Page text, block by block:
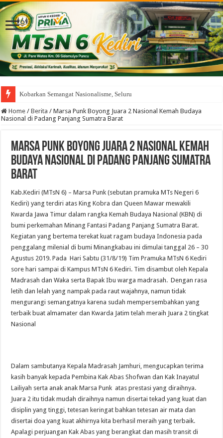
Kobarkan Semangat Nasionalisme, Seluruh Murid MTsN 6
Home / Berita / Marsa Punk Boyong Juara 2 Nasional Kemah Budaya
Nasional di Padang Panjang Sumatra Barat
Marsa Punk Boyong Juara 2 Nasional Kemah
Budaya Nasional di Padang Panjang Sumatra
Barat
Kab.Kediri (MTsN 6) – Marsa Punk (sebutan pramuka MTs Negeri 6
Kediri) yang terdiri atas King Kobra dan Queen Mawar mewakili
Kwarda Jawa Timur dalam rangka Kemah Budaya Nasional (KBN) di
bumi perkemahan Minang Fantasi Padang Panjang Sumatra Barat.
Kegiatan yang bertema terekat kuat ragam budaya Indonesia pada
penggalang milenial di bumi Minangkabau ini dimulai tanggal 26 – 30
Agustus 2019. Pada Hari Sabtu (31/8/19) Tim Pramuka MTsN 6 Kediri
sore hari sampai di Kampus MTsN 6 Kediri. Tim disambut oleh Kepala
Madrasah dan Waka serta Bapak Ibu warga madrasah. Dengan rasa
letih dan lelah yang nampak pada raut wajahnya, namun tidak
mengurangi semangatnya karena sudah mempersembahkan yang
terbaik buat almamater dan Kwarda Jatim telah meraih Juara 2 tingkat
Nasional
Dalam sambutanya Kepala Madrasah Jamhuri, mengucapkan terima
kasih banyak kepada Pembina Kak Abas Shofwan dan Kak Inayatul
Lailiyah serta anak anak Marsa Punk atas prestasi yang diraihnya.
Juara 2 itu tidak mudah diraihnya namun disertai tekad yang kuat dan
disiplin yang tinggi, tetesan keringat bahkan tetesan air mata dan
disertai doa yang kuat akhirnya kita berhasil meraih yang terbaik.
Apalagi perjuangan Kak Abas yang berangkat dan masih transit di